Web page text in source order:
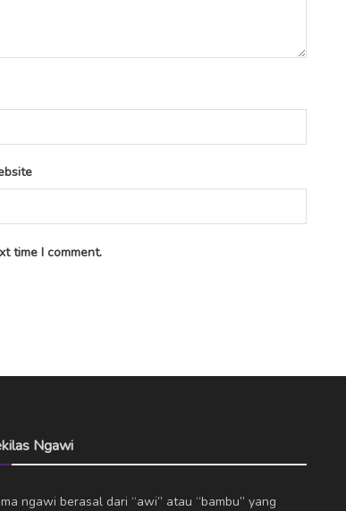
time I comment.
Ngawi
ngawi berasal dari “awi” atau “bambu” yang